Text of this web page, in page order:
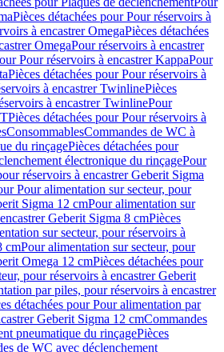
Pièces détachées pour Pour réservoirs à
à encastrer OmegaPièces détachées
OmegaPour réservoirs à encastrer
Pour réservoirs à encastrer KappaPour
Pièces détachées pour Pour réservoirs à
à encastrer TwinlinePièces
à encastrer TwinlinePour
Pièces détachées pour Pour réservoirs à
ConsommablesCommandes de WC à
du rinçagePièces détachées pour
électronique du rinçagePour
réservoirs à encastrer Geberit Sigma
Pour alimentation sur secteur, pour
Sigma 12 cmPour alimentation sur
Geberit Sigma 8 cmPièces
sur secteur, pour réservoirs à
cmPour alimentation sur secteur, pour
Omega 12 cmPièces détachées pour
pour réservoirs à encastrer Geberit
par piles, pour réservoirs à encastrer
détachées pour Pour alimentation par
Geberit Sigma 12 cmCommandes
pneumatique du rinçagePièces
de WC avec déclenchement